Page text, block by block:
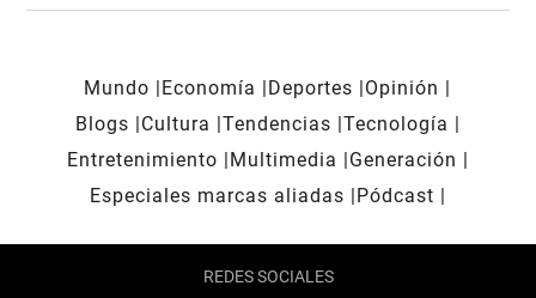
Mundo Economía Deportes
Opinión
Blogs
Cultura Tendencias Tecnología
Entretenimiento
Multimedia
Generación
Especiales marcas aliadas
Pódcast
REDES SOCIALES